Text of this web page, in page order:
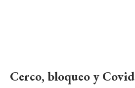
Cerco, bloqueo y Covid